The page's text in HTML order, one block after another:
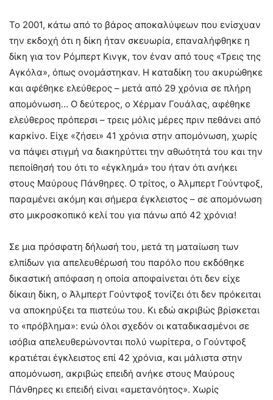
Το 2001, κάτω από το βάρος αποκαλύψεων που ενίσχυαν
την εκδοχή ότι η δίκη ήταν σκευωρία, επαναλήφθηκε η
δίκη για τον Ρόμπερτ Κινγκ, τον έναν από τους «Τρεις της
Αγκόλα», όπως ονομάστηκαν. Η καταδίκη του ακυρώθηκε
και αφέθηκε ελεύθερος – μετά από 29 χρόνια σε πλήρη
απομόνωση… Ο δεύτερος, ο Χέρμαν Γουάλας, αφέθηκε
ελεύθερος πρόπερσι – τρεις μόλις μέρες πριν πεθάνει από
καρκίνο. Είχε «ζήσει» 41 χρόνια στην απομόνωση, χωρίς
να πάψει στιγμή να διακηρύττει την αθωότητά του και την
πεποίθησή του ότι το «έγκλημά» του ήταν ότι ανήκει
στους Μαύρους Πάνθηρες. Ο τρίτος, ο Άλμπερτ Γούντφοξ,
παραμένει ακόμη και σήμερα έγκλειστος – σε απομόνωση
στο μικροσκοπικό κελί του για πάνω από 42 χρόνια!
Σε μια πρόσφατη δήλωσή του, μετά τη ματαίωση των
ελπίδων για απελευθέρωσή του παρόλο που εκδόθηκε
δικαστική απόφαση η οποία αποφαίνεται ότι δεν είχε
δίκαιη δίκη, ο Άλμπερτ Γούντφοξ τονίζει ότι δεν πρόκειται
να αποκηρύξει τα πιστεύω του. Κι εδώ ακριβώς βρίσκεται
το «πρόβλημα»: ενώ όλοι σχεδόν οι καταδικασμένοι σε
ισόβια απελευθερώνονται πολύ νωρίτερα, ο Γούντφοξ
κρατιέται έγκλειστος επί 42 χρόνια, και μάλιστα στην
απομόνωση, ακριβώς επειδή ανήκε στους Μαύρους
Πάνθηρες κι επειδή είναι «αμετανόητος». Χωρίς